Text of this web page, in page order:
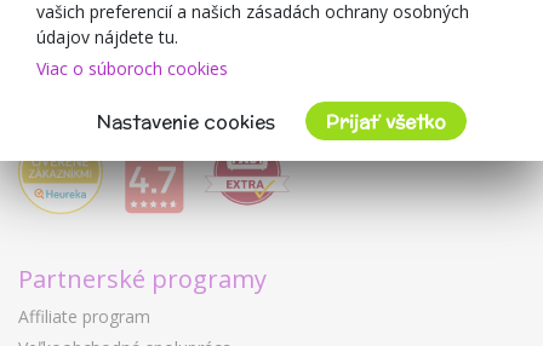
Ochrana osobných údajov GDPR
Kontakty
Spolupracujeme
Partnerské programy
Affiliate program
vašich preferencií a našich zásadách ochrany osobných
údajov nájdete tu.
Viac o súboroch cookies
Nastavenie cookies Prijať všetko